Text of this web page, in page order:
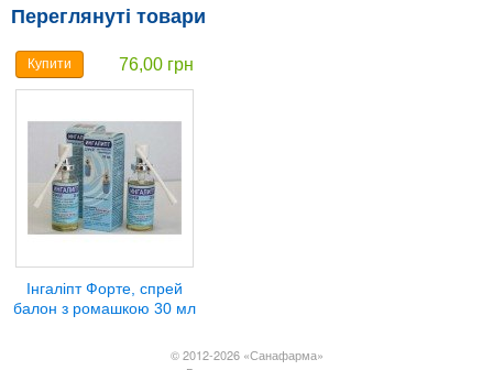
Переглянуті товари
Купити 76,00 грн
Інгаліпт Форте, спрей
балон з ромашкою 30 мл
© 2012-2026 «Санафарма»